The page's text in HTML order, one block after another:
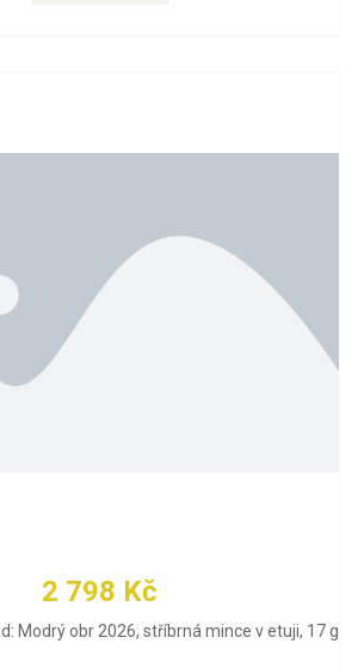
2 798 Kč
Modrý obr 2026, stříbrná mince v etuji, 17 g